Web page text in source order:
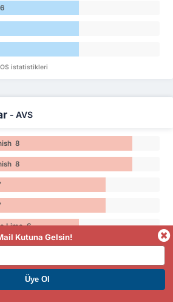
istatistikleri
- AVS
8
8
Lima 6
Lima 6
istatistikleri
ÜYE OL. HEMEN KAZAN
Kutuna Gelsin!